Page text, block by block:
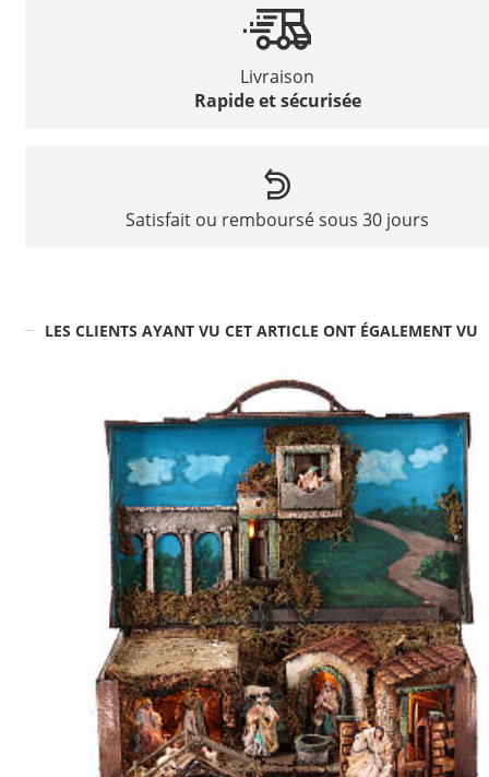
Livraison
Rapide et sécurisée
Satisfait ou remboursé sous 30 jours
LES CLIENTS AYANT VU CET ARTICLE ONT ÉGALEMENT VU